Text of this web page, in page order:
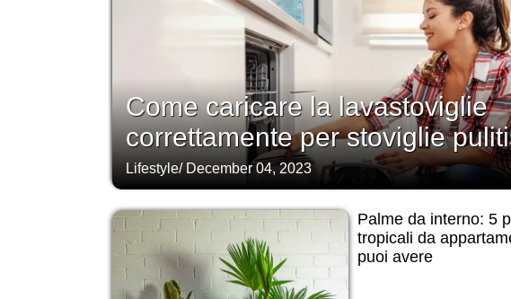
Come caricare la lavastoviglie
correttamente per stoviglie
Lifestyle/ December 04, 2023
Palme da interno: 5
tropicali da
puoi avere